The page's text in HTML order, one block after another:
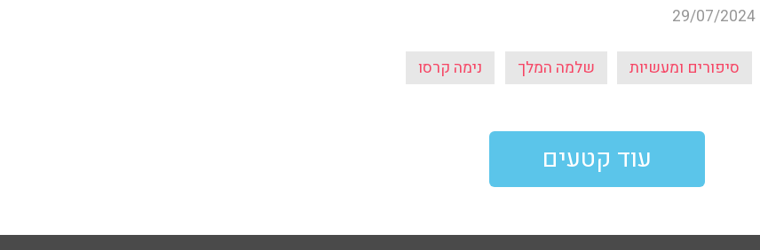
29/07/2024
סיפורים ומעשיות שלמה המלך נימה קרסו
עוד קטעים